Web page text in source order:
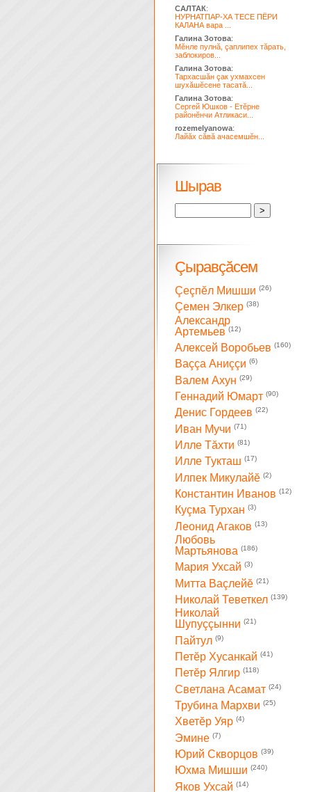
САЛТАК:
НУРНАТПАР-ХА ТЕСЕ ПЁРИ
КАЛАНА вара ...
Галина Зотова:
Мĕнле пулнă, çаплипех тăрать,
заблокиров...
Галина Зотова:
Тархасшăн çак ухмахсен
шухăшĕсене тасатă...
Галина Зотова:
Сергей Юшков - Етĕрне
районĕнчи Атликаси...
rozemelyanowa:
Лайăх сăвă ачасемшĕн...
Шырав
Çыравçăсем
Çеçпĕл Мишши (26)
Çемен Элкер (38)
Александр
Артемьев (12)
Алексей Воробьев (160)
Ваççа Аниççи (6)
Валем Ахун (29)
Геннадий Юмарт (90)
Денис Гордеев (22)
Иван Мучи (71)
Илле Тăхти (81)
Илле Тукташ (17)
Илпек Микулайĕ (2)
Константин Иванов (12)
Куçма Турхан (3)
Леонид Агаков (13)
Любовь
Мартьянова (186)
Мария Ухсай (3)
Митта Ваçлейĕ (21)
Николай Теветкел (139)
Николай
Шупуççынни (21)
Пайтул (9)
Петĕр Хусанкай (41)
Петĕр Ялгир (118)
Светлана Асамат (24)
Трубина Мархви (25)
Хветĕр Уяр (4)
Эмине (7)
Юрий Скворцов (39)
Юхма Мишши (240)
Яков Ухсай (14)